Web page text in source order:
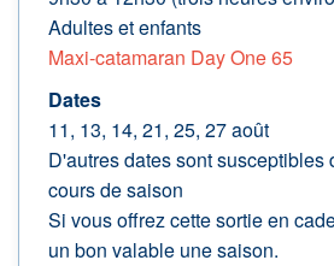
Adultes et enfants
Maxi-catamaran Day One 65
Dates
11, 13, 14, 21, 25, 27 août
D'autres dates sont susceptibles
cours de saison
Si vous offrez cette sortie en
un bon valable une saison.